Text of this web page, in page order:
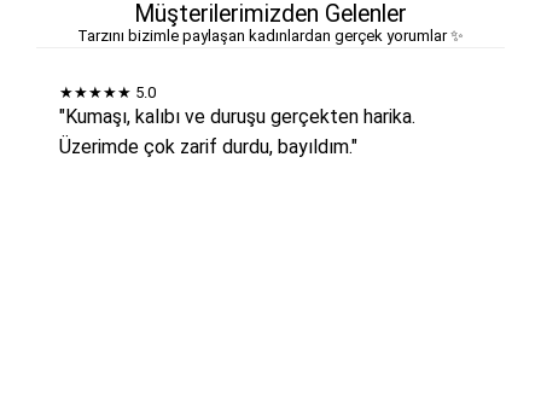
Müşterilerimizden Gelenler
Tarzını bizimle paylaşan kadınlardan gerçek yorumlar ✨
★★★★★ 5.0
"Kumaşı, kalıbı ve duruşu gerçekten harika.
Üzerimde çok zarif durdu, bayıldım."